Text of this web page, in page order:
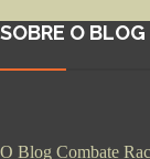
SOBRE O BLOG
O Blog Combate